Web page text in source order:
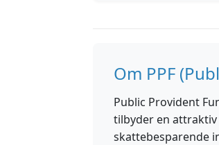
Om PPF
Public Provident
tilbyder en
skattebesparende